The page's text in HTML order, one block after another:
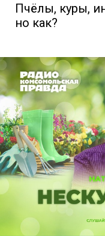
Пчёлы, куры,
но как?